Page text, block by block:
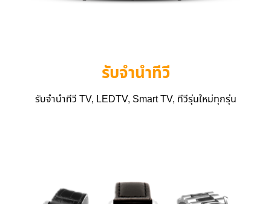
รับจำนำทีวี
รับจำนำทีวี TV, LEDTV, Smart TV, ทีวีรุ่นใหม่ทุกรุ่น